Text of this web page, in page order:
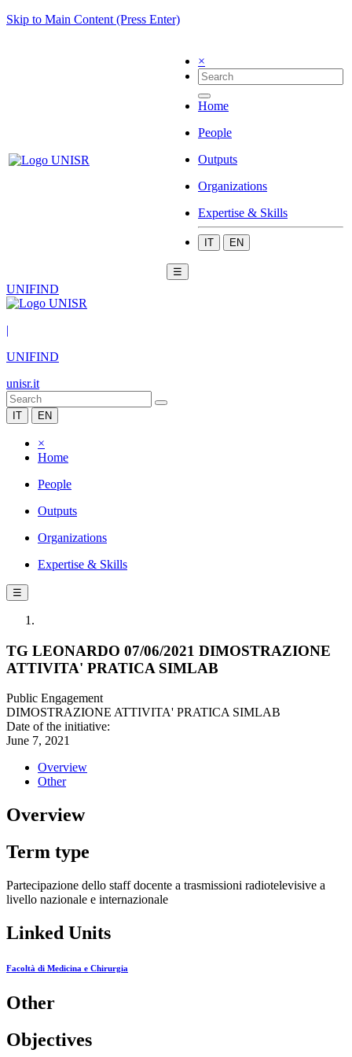
Skip to Main Content (Press Enter)
×
Home
People
Outputs
Organizations
Expertise & Skills
IT EN
☰
UNIFIND
|
UNIFIND
unisr.it
IT EN
×
Home
People
Outputs
Organizations
Expertise & Skills
☰
TG LEONARDO 07/06/2021 DIMOSTRAZIONE
ATTIVITA' PRATICA SIMLAB
Public Engagement
DIMOSTRAZIONE ATTIVITA' PRATICA SIMLAB
Date of the initiative:
June 7, 2021
Overview
Other
Overview
Term type
Partecipazione dello staff docente a trasmissioni radiotelevisive a
livello nazionale e internazionale
Linked Units
Facoltà di Medicina e Chirurgia
Other
Objectives